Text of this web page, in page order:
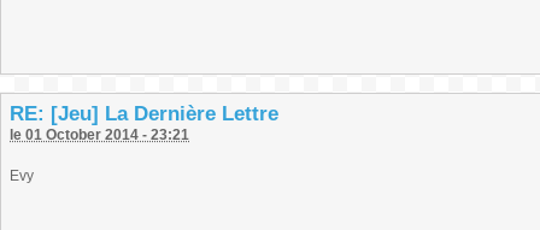
RE: [Jeu] La Dernière Lettre
le 01 October 2014 - 23:21
Evy